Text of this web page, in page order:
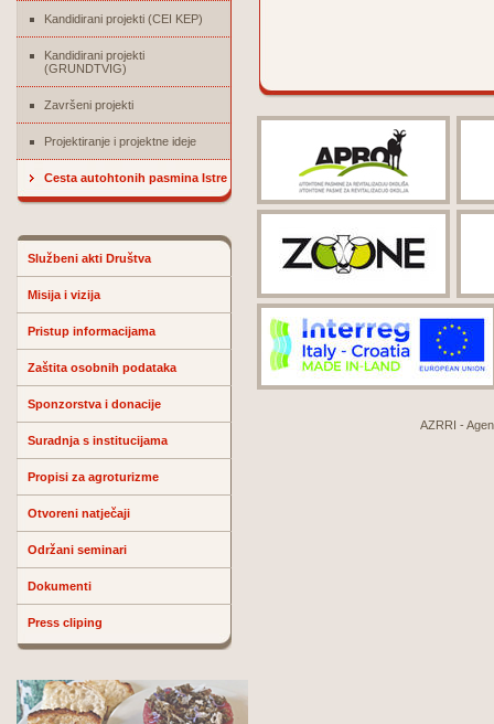
Kandidirani projekti (CEI KEP)
Kandidirani projekti
(GRUNDTVIG)
Završeni projekti
Projektiranje i projektne ideje
Cesta autohtonih pasmina Istre
Službeni akti Društva
Misija i vizija
Pristup informacijama
Zaštita osobnih podataka
Sponzorstva i donacije
Suradnja s institucijama
Propisi za agroturizme
Otvoreni natječaji
Održani seminari
Dokumenti
Press cliping
AZRRI -